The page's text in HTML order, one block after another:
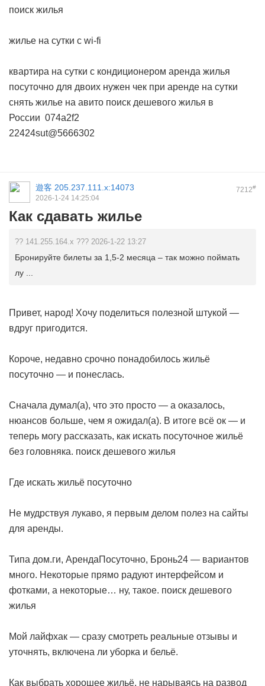
поиск жилья
жилье на сутки с wi-fi
квартира на сутки с кондиционером аренда жилья
посуточно для двоих нужен чек при аренде на сутки
снять жилье на авито поиск дешевого жилья в
России 074a2f2
22424sut@5666302
7212#
遊客 205.237.111.x:14073
2026-1-24 14:25:04
Как сдавать жилье
?? 141.255.164.x ??? 2026-1-22 13:27
Бронируйте билеты за 1,5-2 месяца – так можно поймать
лу ...
Привет, народ! Хочу поделиться полезной штукой —
вдруг пригодится.
Короче, недавно срочно понадобилось жильё
посуточно — и понеслась.
Сначала думал(а), что это просто — а оказалось,
нюансов больше, чем я ожидал(а). В итоге всё ок — и
теперь могу рассказать, как искать посуточное жильё
без головняка. поиск дешевого жилья
Где искать жильё посуточно
Не мудрствуя лукаво, я первым делом полез на сайты
для аренды.
Типа дом.ги, АрендаПосуточно, Бронь24 — вариантов
много. Некоторые прямо радуют интерфейсом и
фотками, а некоторые… ну, такое. поиск дешевого
жилья
Мой лайфхак — сразу смотреть реальные отзывы и
уточнять, включена ли уборка и бельё.
Как выбрать хорошее жильё, не нарываясь на развод